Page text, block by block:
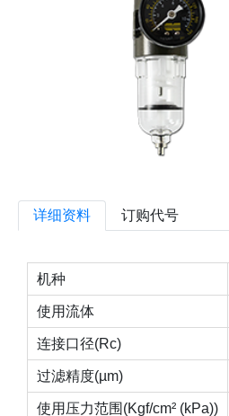
详细资料 订购代号
机种
使用流体
连接口径(Rc)
过滤精度(µm)
使用压力范围(Kgf/cm² (kPa))